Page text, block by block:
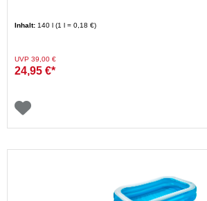
Inhalt: 140 l (1 l = 0,18 €)
Preis reduziert von
UVP 39,00 €auf
24,95 €*